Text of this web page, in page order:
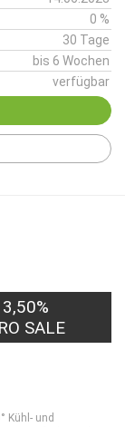
0 %
30 Tage
bis 6 Wochen
verfügbar
3,50%
SALE
Kühl- und